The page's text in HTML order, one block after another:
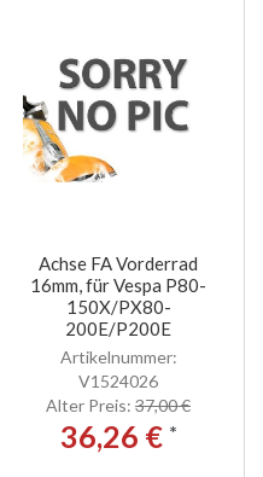
Achse FA Vorderrad
16mm, für Vespa P80-
150X/PX80-
200E/P200E
Artikelnummer:
V1524026
Alter Preis: 37,00 €
36,26 € *